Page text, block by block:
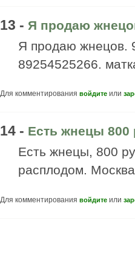
13 - Я продаю
Я продаю жнецов.
89254525266.
Для комментирования войдите или
14 - Есть жнецы 800
Есть жнецы, 800
расплодом.
Для комментирования войдите или